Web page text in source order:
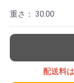
重さ： 30.00
配送料は